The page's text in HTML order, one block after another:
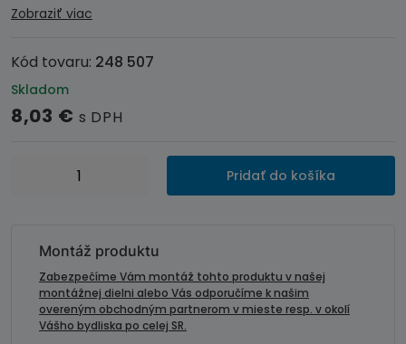
Zobraziť viac
Kód tovaru: 248 507
Skladom
8,03 € s DPH
množstvo
ALPINE
Pridať do košíka
Montáž produktu
Zabezpečíme Vám montáž tohto produktu v našej
montážnej dielni alebo Vás odporučíme k našim
overeným obchodným partnerom v mieste resp. v okolí
Vášho bydliska po celej SR.